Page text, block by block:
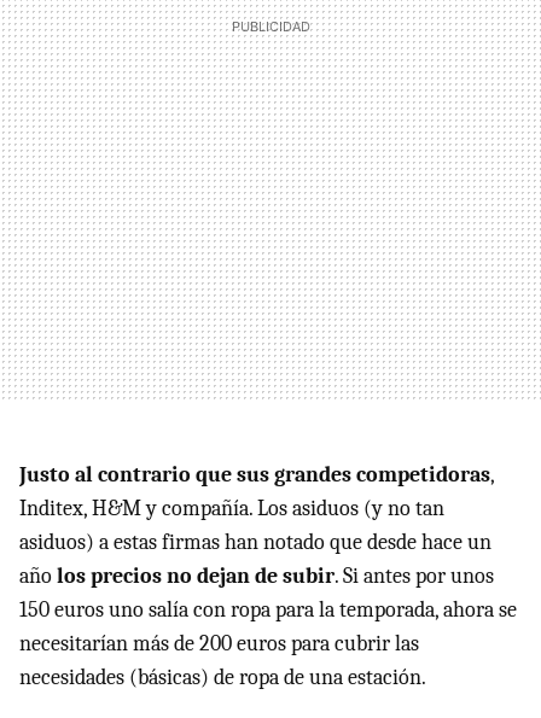
Justo al contrario que sus grandes competidoras,
Inditex, H&M y compañía. Los asiduos (y no tan
asiduos) a estas firmas han notado que desde hace un
añolos precios no dejan de subir. Si antes por unos
150 euros uno salía con ropa para la temporada, ahora se
necesitarían más de 200 euros para cubrir las
necesidades (básicas) de ropa de una estación.